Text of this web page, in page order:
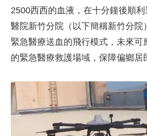
2500西西的血液，在十分鐘後順
醫院新竹分院（以下簡稱新竹分院
緊急醫療送血的飛行模式，未來可
的緊急醫療救護場域，保障偏鄉居